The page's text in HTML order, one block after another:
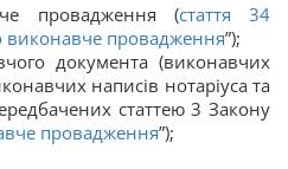
провадження (стаття 34
виконавче провадження”);
документа (виконавчих
написів нотаріуса та
статтею 3 Закону
провадження”);